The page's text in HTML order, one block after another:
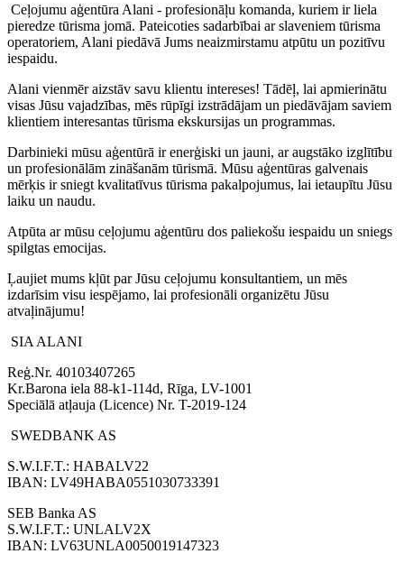
Ceļojumu aģentūra Alani - profesionāļu komanda, kuriem ir liela
pieredze tūrisma jomā. Pateicoties sadarbībai ar slaveniem tūrisma
operatoriem, Alani piedāvā Jums neaizmirstamu atpūtu un pozitīvu
iespaidu.
Alani vienmēr aizstāv savu klientu intereses! Tādēļ, lai apmierinātu
visas Jūsu vajadzības, mēs rūpīgi izstrādājam un piedāvājam saviem
klientiem interesantas tūrisma ekskursijas un programmas.
Darbinieki mūsu aģentūrā ir enerģiski un jauni, ar augstāko izglītību
un profesionālām zināšanām tūrismā. Mūsu aģentūras galvenais
mērķis ir sniegt kvalitatīvus tūrisma pakalpojumus, lai ietaupītu Jūsu
laiku un naudu.
Atpūta ar mūsu ceļojumu aģentūru dos paliekošu iespaidu un sniegs
spilgtas emocijas.
Ļaujiet mums kļūt par Jūsu ceļojumu konsultantiem, un mēs
izdarīsim visu iespējamo, lai profesionāli organizētu Jūsu
atvaļinājumu!
SIA ALANI
Reģ.Nr. 40103407265
Kr.Barona iela 88-k1-114d, Rīga, LV-1001
Speciālā atļauja (Licence) Nr. T-2019-124
SWEDBANK AS
S.W.I.F.T.: HABALV22
IBAN: LV49HABA0551030733391
SEB Banka AS
S.W.I.F.T.: UNLALV2X
IBAN: LV63UNLA0050019147323